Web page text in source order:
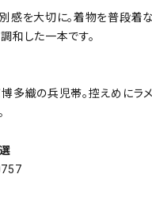
感を大切に。着物を普段着
和した一本です。
多織の兵児帯。控えめに